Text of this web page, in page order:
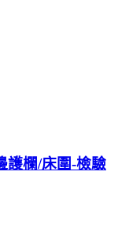
護欄/床圍-檢驗